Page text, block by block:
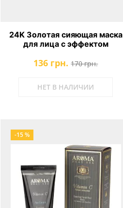
24K Золотая сияющая маска
для лица с эффектом
24K Gold Lifting Glow Mask
136 грн. 170 грн.
НЕТ В НАЛИЧИИ
-15 %